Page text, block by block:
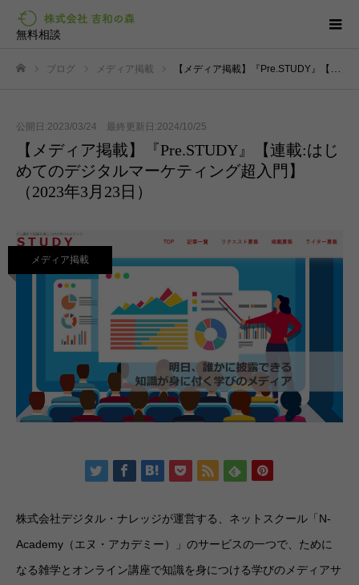
無料相談
ブログ メディア掲載 【メディア掲載】『Pre.STUDY』【連載:はじめてのデジタルマーケティング超入門】（2023年3月23日）
公開日:2023/03/24 最終更新日:2024/10/25
【メディア掲載】『Pre.STUDY』【連載:はじ
めてのデジタルマーケティング超入門】
（2023年3月23日）
メディア掲載
株式会社デジタル・ナレッジが運営する、ネットスクール「N-
Academy（エヌ・アカデミー）」のサービスの一つで、ために
なる雑学とオンライン講座で知識を身につける学びのメディアサ